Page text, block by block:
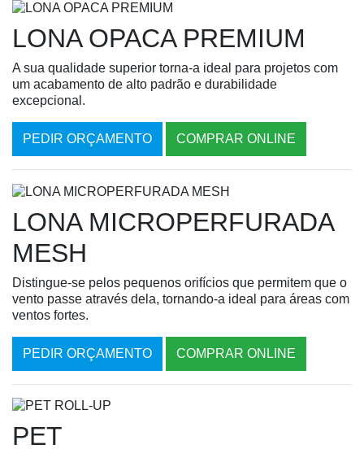
LONA OPACA PREMIUM
A sua qualidade superior torna-a ideal para projetos com
um acabamento de alto padrão e durabilidade
excepcional.
PEDIR ORÇAMENTO COMPRAR ONLINE
LONA MICROPERFURADA
MESH
Distingue-se pelos pequenos orifícios que permitem que o
vento passe através dela, tornando-a ideal para áreas com
ventos fortes.
PEDIR ORÇAMENTO COMPRAR ONLINE
PET